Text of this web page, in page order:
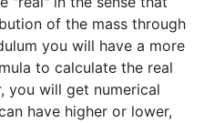
of the mass through
you will have a more
to calculate the real
you will get numerical
have higher or lower,